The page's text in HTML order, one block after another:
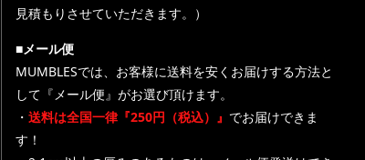
見積もりさせていただきます。）
■メール便
MUMBLESでは、お客様に送料を安くお届けする方法と
して『メール便』がお選び頂けます。
・ 送料は全国一律『250円（税込）』 でお届けできま
す！